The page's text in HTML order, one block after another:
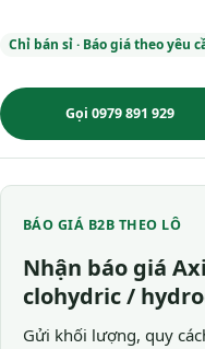
Chỉ bán sỉ · Báo giá theo yêu
Gọi 0979 891 929
BÁO GIÁ B2B THEO LÔ
Nhận báo giá
clohydric /
Gửi khối lượng, quy